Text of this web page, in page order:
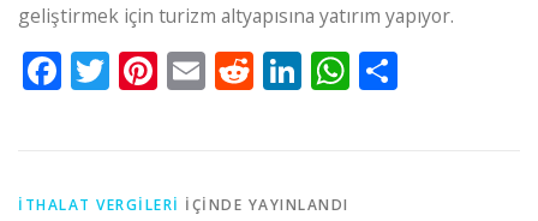
geliştirmek için turizm altyapısına yatırım yapıyor.
Facebook
Twitter
Pinterest
EmailReddit
LinkedIn
WhatsApp
İTHALAT VERGILERI IÇINDE YAYINLANDI